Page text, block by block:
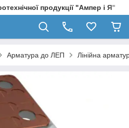
продукції "Ампер і Я"
Арматура до ЛЕП Лінійна